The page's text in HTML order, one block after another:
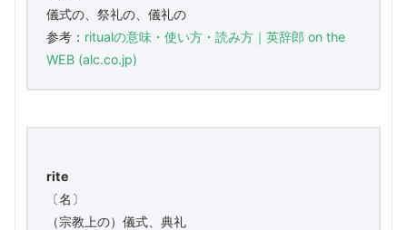
儀式の、祭礼の、儀礼の
参考： ritualの意味・使い方・読み方｜英辞郎 on the
WEB (alc.co.jp)
rite
〔名〕
（宗教上の）儀式、典礼